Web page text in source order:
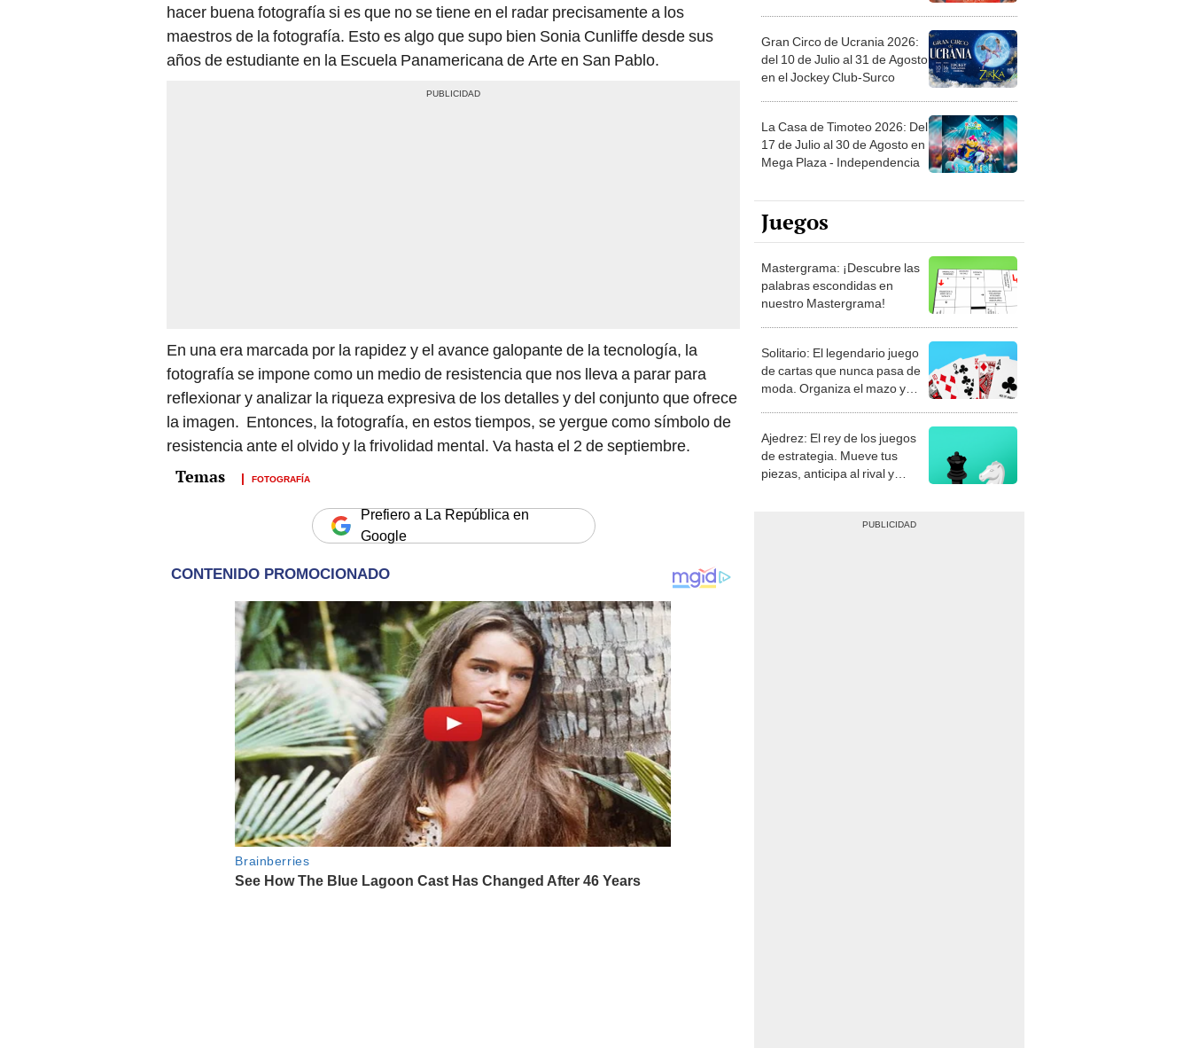
hacer buena fotografía si es que no se tiene en el radar precisamente a los
maestros de la fotografía. Esto es algo que supo bien Sonia Cunliffe desde sus
años de estudiante en la Escuela Panamericana de Arte en San Pablo.
En una era marcada por la rapidez y el avance galopante de la tecnología, la
fotografía se impone como un medio de resistencia que nos lleva a parar para
reflexionar y analizar la riqueza expresiva de los detalles y del conjunto que ofrece
la imagen. Entonces, la fotografía, en estos tiempos, se yergue como símbolo de
resistencia ante el olvido y la frivolidad mental. Va hasta el 2 de septiembre.
FOTOGRAFÍA
Prefiero a La República en
Google
Gran Circo de Ucrania 2026:
del 10 de Julio al 31 de Agosto
en el Jockey Club-Surco
La Casa de Timoteo 2026: Del
17 de Julio al 30 de Agosto en
Mega Plaza - Independencia
Juegos
Mastergrama: ¡Descubre las
palabras escondidas en
nuestro Mastergrama!
Solitario: El legendario juego
de cartas que nunca pasa de
moda. Organiza el mazo y
Ajedrez: El rey de los juegos
de estrategia. Mueve tus
piezas, anticipa al rival y